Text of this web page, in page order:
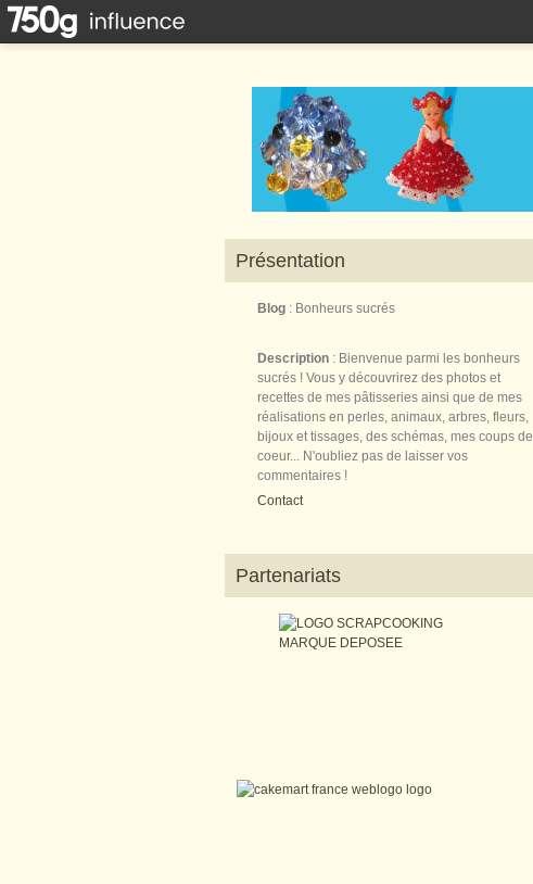
Présentation
Blog : Bonheurs sucrés
Description : Bienvenue parmi les bonheurs
sucrés ! Vous y découvrirez des photos et
recettes de mes pâtisseries ainsi que de mes
réalisations en perles, animaux, arbres, fleurs,
bijoux et tissages, des schémas, mes coups de
coeur... N'oubliez pas de laisser vos
commentaires !
Contact
Partenariats